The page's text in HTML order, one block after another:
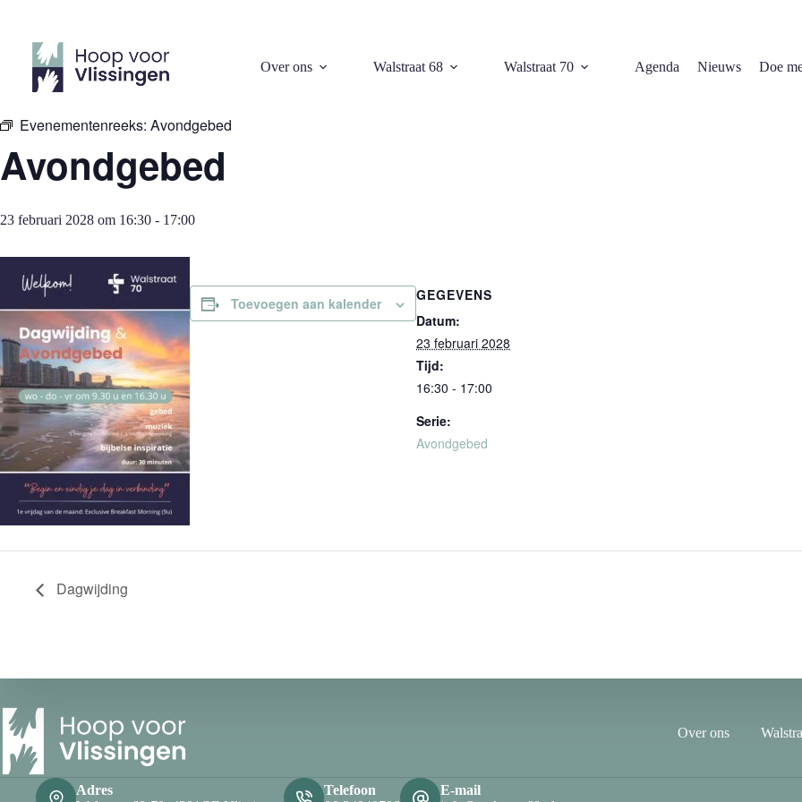
inhoud
Over ons Walstraat 68 Walstraat 70 Agenda Nieuws Doe
« Alle Evenementen
Evenementenreeks: Avondgebed
Avondgebed
23 februari 2028 om 16:30 - 17:00
Toevoegen aan kalender
GEGEVENS
Datum:
23 februari 2028
Tijd:
16:30 - 17:00
Serie:
Avondgebed
Dagwijding
Over ons
Adres
Telefoon
E-mail